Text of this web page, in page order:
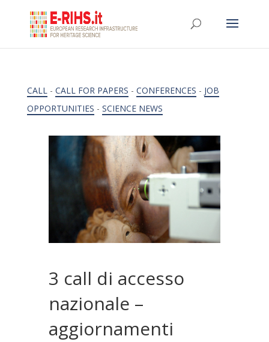
CALL- CALL FOR PAPERS - CONFERENCES - JOB
OPPORTUNITIES - SCIENCE NEWS
3 call di accesso
nazionale –
aggiornamenti